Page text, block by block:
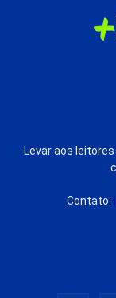
Levar aos
Contato: